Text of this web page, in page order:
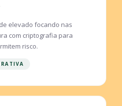
elevado focando nas
com criptografia para
risco.